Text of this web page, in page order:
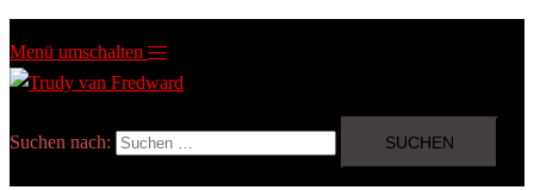
Menü umschalten
Suchen nach: